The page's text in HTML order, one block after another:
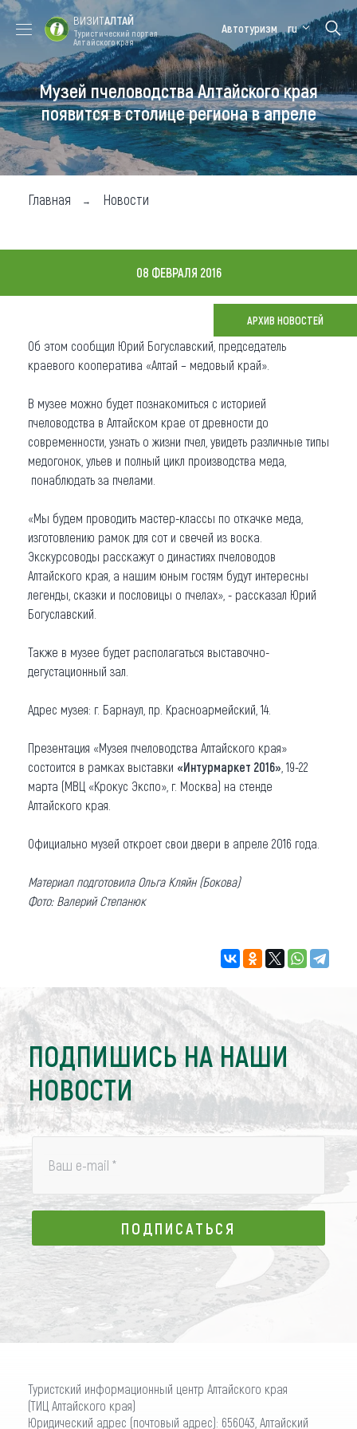
Форум VISIT
ALTAI
Цветение
маральника
Медицинский
форум
Алтайская
зимовка
Туры
Где побывать
Чем заняться
Где остановиться
Новости
О регионе
Коллекция впечатлений
Другие рубрики
ВИЗИТАЛТАЙ
Туристический портал
Алтайского края
Автотуризм ru
Музей пчеловодства Алтайского края
появится в столице региона в апреле
Главная Новости
08 ФЕВРАЛЯ 2016
АРХИВ НОВОСТЕЙ
Об этом сообщил Юрий Богуславский, председатель
краевого кооператива «Алтай – медовый край».
В музее можно будет познакомиться с историей
пчеловодства в Алтайском крае от древности до
современности, узнать о жизни пчел, увидеть различные типы
медогонок, ульев и полный цикл производства меда,
понаблюдать за пчелами.
«Мы будем проводить мастер-классы по откачке меда,
изготовлению рамок для сот и свечей из воска.
Экскурсоводы расскажут о династиях пчеловодов
Алтайского края, а нашим юным гостям будут интересны
легенды, сказки и пословицы о пчелах», - рассказал Юрий
Богуславский.
Также в музее будет располагаться выставочно-
дегустационный зал.
Адрес музея: г. Барнаул, пр. Красноармейский, 14.
Презентация «Музея пчеловодства Алтайского края»
состоится в рамках выставки «Интурмаркет 2016» , 19-22
марта (МВЦ «Крокус Экспо», г. Москва) на стенде
Алтайского края.
Официально музей откроет свои двери в апреле 2016 года.
Материал подготовила Ольга Кляйн (Бокова)
Фото: Валерий Степанюк
ПОДПИШИСЬ НА НАШИ
НОВОСТИ
Ваш e-mail *
ПОДПИСАТЬСЯ
ПОДПИСАТЬСЯ
Туристский информационный центр Алтайского края
(ТИЦ Алтайского края)
Юридический адрес (почтовый адрес): 656043, Алтайский